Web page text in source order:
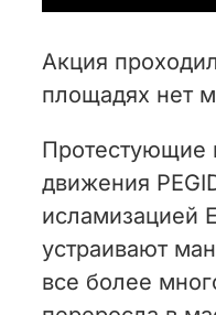
Акция
площадях нет
Протестующие
движения
исламизацией
устраивают
все более